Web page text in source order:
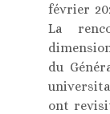
février
La
du
ont